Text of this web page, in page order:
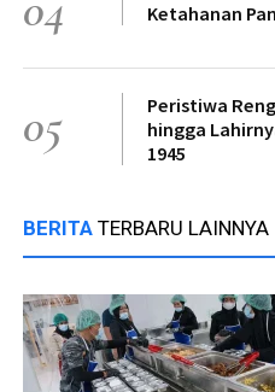
Ketahanan
05
Peristiwa
hingga
1945
BERITA TERBARU LAINNYA